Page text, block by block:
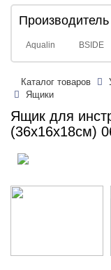
Производитель
Aqualin BSIDE
Каталог товаров
Ящики
Ящик для
(36x16x18см)